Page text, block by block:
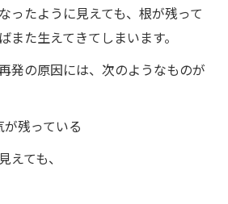
ったように見えても、根が残って
また生えてきてしまいます。
発の原因には、次のようなものが
残っている
ても、